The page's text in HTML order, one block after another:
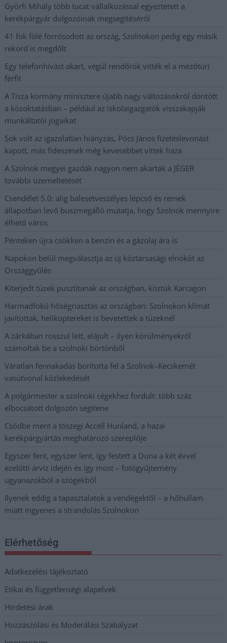
Györfi Mihály több tucat vállalkozással egyeztetett a
kerékpárgyár dolgozóinak megsegítéséről
41 fok fölé forrósodott az ország, Szolnokon pedig egy másik
rekord is megdőlt
Egy telefonhívást akart, végül rendőrök vitték el a mezőtúri
férfit
A Tisza kormány minisztere újabb nagy változásokról döntött
a közoktatásban – például az iskolaigazgatók visszakapják
munkáltatói jogaikat
Sok volt az igazolatlan hiányzás, Pócs János fizetéslevonást
kapott, más fideszesek még kevesebbet vittek haza
A Szolnok megyei gazdák nagyon nem akarták a JÉGER
további üzemeltetését
Csendélet 5.0: alig balesetveszélyes lépcső és remek
állapotban levő buszmegálló mutatja, hogy Szolnok mennyire
élhető város
Pénteken újra csökken a benzin és a gázolaj ára is
Napokon belül megválasztja az új köztársasági elnököt az
Országgyűlés
Kiterjedt tüzek pusztítanak az országban, köztük Karcagon
Harmadfokú hőségriasztás az országban: Szolnokon klímát
javítottak, helikoptereket is bevetettek a tüzeknél
A zárkában rosszul lett, elájult – ilyen körülményekről
számoltak be a szolnoki börtönből
Váratlan fennakadás borította fel a Szolnok–Kecskemét
vasútvonal közlekedését
A polgármester a szolnoki cégekhez fordult: több száz
elbocsátott dolgozón segítene
Csődbe ment a tószegi Accell Hunland, a hazai
kerékpárgyártás meghatározó szereplője
Egyszer fent, egyszer lent, így festett a Duna a két évvel
ezelőtti árvíz idején és így most – fotógyűjtemény
ugyanazokból a szögekből
Ilyenek eddig a tapasztalatok a vendégektől – a hőhullám
miatt ingyenes a strandolás Szolnokon
Elérhetőség
Adatkezelési tájékoztató
Etikai és függetlenségi alapelvek
Hirdetési árak
Hozzászólási és Moderálási Szabályzat